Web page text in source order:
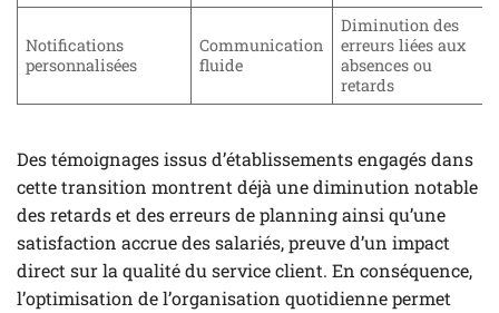
Notifications
personnalisées
Communication
fluide
Diminution des
erreurs liées aux
absences ou
retards
Des témoignages issus d’établissements engagés dans
cette transition montrent déjà une diminution notable
des retards et des erreurs de planning ainsi qu’une
satisfaction accrue des salariés, preuve d’un impact
direct sur la qualité du service client. En conséquence,
l’optimisation de l’organisation quotidienne permet